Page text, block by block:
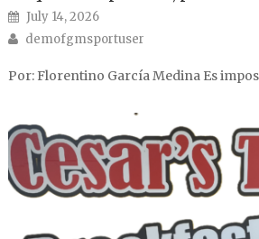
Posted on
July 14, 2026
Author
demofgmsportuser
Por: Florentino García Medina Es